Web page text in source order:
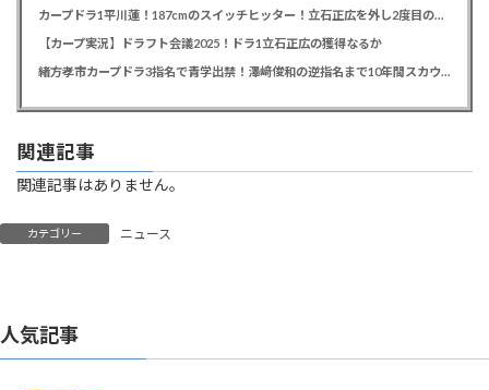
カープドラ1平川蓮！187cmのスイッチヒッター！立石正広を外し2度目の重複も新井監督がクジを引き当てる！【ドラフト会議2025】
【カープ実況】ドラフト会議2025！ドラ1立石正広の獲得なるか
緒方孝市カープドラ3指名で青学出禁！澤﨑俊和の逆指名まで10年間スカウト出禁
関連記事
関連記事はありません。
カテゴリー ニュース
人気記事